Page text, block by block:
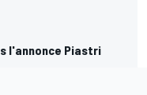
l'annonce Piastri